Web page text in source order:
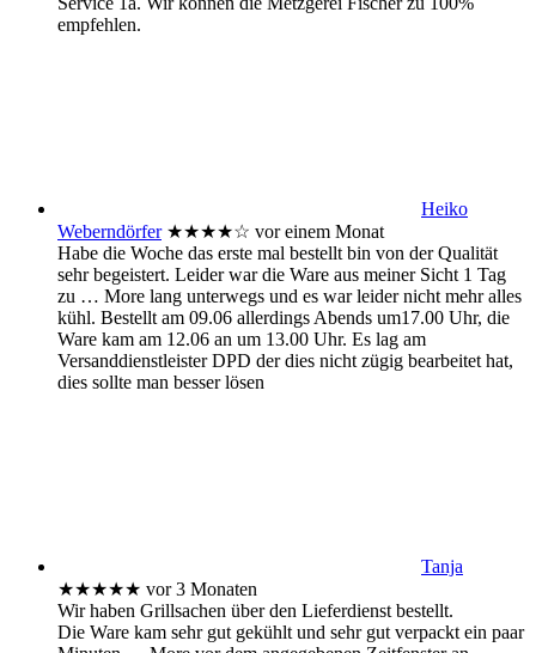
empfehlen.
Heiko
Weberndörfer ★★★★☆ vor einem Monat
Habe die Woche das erste mal bestellt bin von der Qualität
sehr begeistert. Leider war die Ware aus meiner Sicht 1 Tag
zu … More lang unterwegs und es war leider nicht mehr alles
kühl. Bestellt am 09.06 allerdings Abends um17.00 Uhr, die
Ware kam am 12.06 an um 13.00 Uhr. Es lag am
Versanddienstleister DPD der dies nicht zügig bearbeitet hat,
dies sollte man besser lösen
Tanja
★★★★★ vor 3 Monaten
Wir haben Grillsachen über den Lieferdienst bestellt.
Die Ware kam sehr gut gekühlt und sehr gut verpackt ein paar